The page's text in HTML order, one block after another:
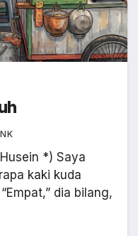
*) Saya
kaki kuda
dia bilang,